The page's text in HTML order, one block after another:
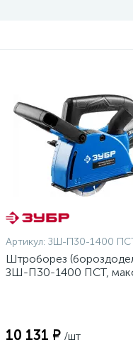
Артикул: ЗШ-П30-1400
Штроборез
ЗШ-П30-1400 ПСТ,
10 131 ₽ /шт